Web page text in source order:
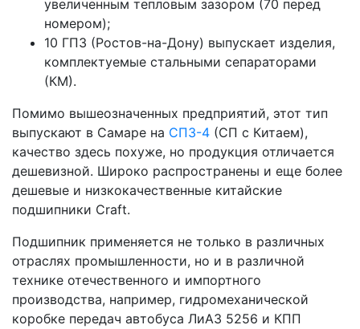
увеличенным тепловым зазором (70 перед
номером);
10 ГПЗ (Ростов-на-Дону) выпускает изделия,
комплектуемые стальными сепараторами
(КМ).
Помимо вышеозначенных предприятий, этот тип
выпускают в Самаре на СПЗ-4 (СП с Китаем),
качество здесь похуже, но продукция отличается
дешевизной. Широко распространены и еще более
дешевые и низкокачественные китайские
подшипники Craft.
Подшипник применяется не только в различных
отраслях промышленности, но и в различной
технике отечественного и импортного
производства, например, гидромеханической
коробке передач автобуса ЛиАЗ 5256 и КПП